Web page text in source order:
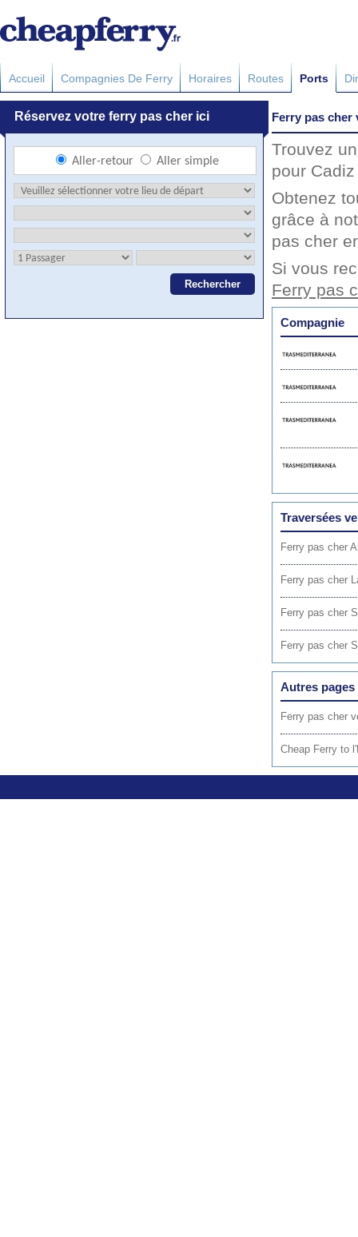
Accueil Compagnies De Ferry Horaires Routes Ports
Ferry pas cher
Trouvez
pour
Obtenez
grâce à
pas cher
Si vous
Ferry pas
Compagnie
Traversées
Ferry pas cher
Ferry pas cher
Ferry pas cher
Ferry pas cher
Autres pages
Ferry pas cher
Cheap Ferry to